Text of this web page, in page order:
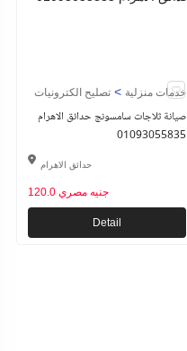
خدمات منزلية > تصليح الكترونيات
صيانة ثلاجات سامسونج حدائق الاهرام
01093055835
حدائق الاهرام
120.0 جنيه مصري
Detail